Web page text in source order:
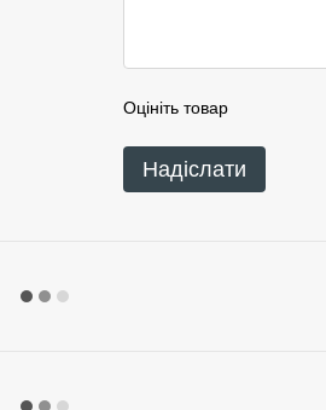
Оцініть товар
Надіслати